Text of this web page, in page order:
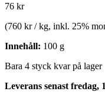
76 kr
(760 kr / kg, inkl. 25%
Innehåll: 100 g
Bara 4 styck kvar på lager
Leverans senast fredag,